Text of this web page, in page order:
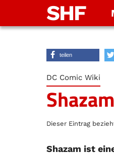
SHF
teilen
DC Comic Wiki
Shazam
Dieser Eintrag
Shazam ist